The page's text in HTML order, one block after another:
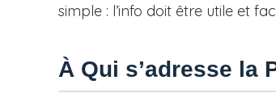
simple : l’info doit être utile et
À Qui s’adresse la